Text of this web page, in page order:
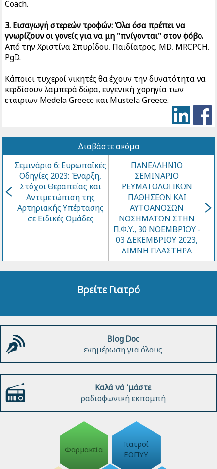
Coach.
3. Εισαγωγή στερεών τροφών: Όλα όσα πρέπει να
γνωρίζουν οι γονείς για να μη "πνίγονται" στον φόβο.
Από την Χριστίνα Σπυρίδου, Παιδίατρος, MD, MRCPCH,
PgD.
Κάποιοι τυχεροί νικητές θα έχουν την δυνατότητα να
κερδίσουν λαμπερά δώρα, ευγενική χορηγία των
εταιριών Medela Greece και Mustela Greece.
Διαβάστε ακόμα
Σεμινάριο 6: Ευρωπαϊκές
Οδηγίες 2023: Έναρξη,
Στόχοι Θεραπείας και
Αντιμετώπιση της
Αρτηριακής Υπέρτασης
σε Ειδικές Ομάδες
ΠΑΝΕΛΛΗΝΙΟ
ΣΕΜΙΝΑΡΙΟ
ΡΕΥΜΑΤΟΛΟΓΙΚΩΝ
ΠΑΘΗΣΕΩΝ ΚΑΙ
ΑΥΤΟΑΝΟΣΩΝ
ΝΟΣΗΜΑΤΩΝ ΣΤΗΝ
Π.Φ.Υ., 30 ΝΟΕΜΒΡΙΟΥ -
03 ΔΕΚΕΜΒΡΙΟΥ 2023,
ΛΙΜΝΗ ΠΛΑΣΤΗΡΑ
Βρείτε Γιατρό
Blog Doc
ενημέρωση για όλους
Καλά νά 'μάστε
ραδιοφωνική εκπομπή
Φαρμακεία
Γιατροί
ΕΟΠΥΥ